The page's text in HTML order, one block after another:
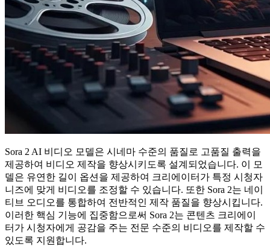
Sora 2 AI 비디오 모델은 시네마 수준의 품질로 고품질 출력을
제공하여 비디오 제작을 향상시키도록 설계되었습니다. 이 모
델은 유연한 길이 옵션을 제공하여 크리에이터가 특정 시청자
니즈에 맞게 비디오를 조정할 수 있습니다. 또한 Sora 2는 네이
티브 오디오를 통합하여 전반적인 제작 품질을 향상시킵니다.
이러한 핵심 기능에 집중함으로써 Sora 2는 콘텐츠 크리에이
터가 시청자에게 공감을 주는 전문 수준의 비디오를 제작할 수
있도록 지원합니다.